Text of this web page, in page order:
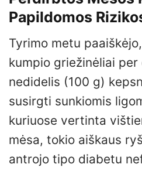
Papildomos
Tyrimo metu
kumpio griežinėliai
nedidelis (100 g)
susirgti sunkiomis
kuriuose vertinta
mėsa, tokio aiškaus
antrojo tipo diabetu